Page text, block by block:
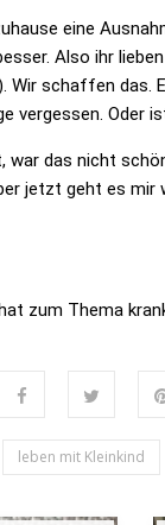
eine
Also ihr
Wir schaffen das.
vergessen. Oder
war das nicht
jetzt geht es
zum Thema
leben mit Kleinkind